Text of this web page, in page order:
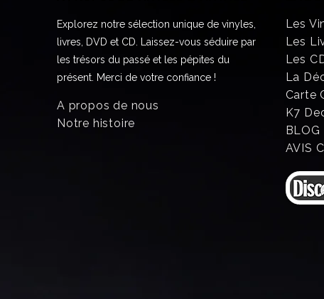
Explorez notre sélection unique de vinyles,
livres, DVD et CD. Laissez-vous séduire par
les trésors du passé et les pépites du
présent. Merci de votre confiance !
A propos de nous
Notre histoire
Les
Les
Les
La
Carte
K7
BLOG
AVIS